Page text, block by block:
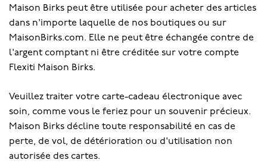
Maison Birks peut être utilisée pour acheter des articles
dans n'importe laquelle de nos boutiques ou sur
MaisonBirks.com. Elle ne peut être échangée contre de
l'argent comptant ni être créditée sur votre compte
Flexiti Maison Birks.
Veuillez traiter votre carte-cadeau électronique avec
soin, comme vous le feriez pour un souvenir précieux.
Maison Birks décline toute responsabilité en cas de
perte, de vol, de détérioration ou d'utilisation non
autorisée des cartes.